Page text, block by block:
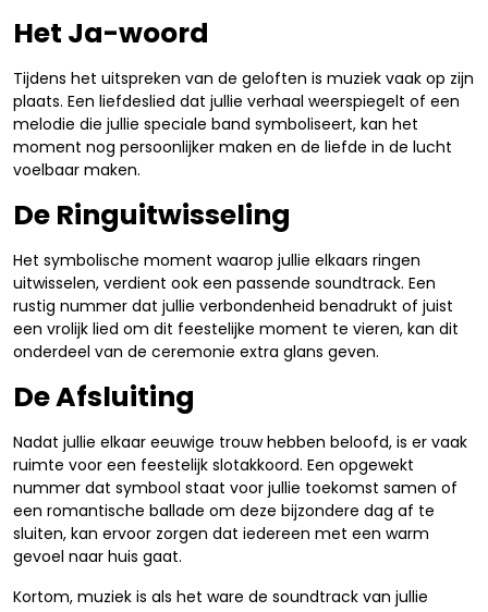
Het Ja-woord
Tijdens het uitspreken van de geloften is muziek vaak op zijn
plaats. Een liefdeslied dat jullie verhaal weerspiegelt of een
melodie die jullie speciale band symboliseert, kan het
moment nog persoonlijker maken en de liefde in de lucht
voelbaar maken.
De Ringuitwisseling
Het symbolische moment waarop jullie elkaars ringen
uitwisselen, verdient ook een passende soundtrack. Een
rustig nummer dat jullie verbondenheid benadrukt of juist
een vrolijk lied om dit feestelijke moment te vieren, kan dit
onderdeel van de ceremonie extra glans geven.
De Afsluiting
Nadat jullie elkaar eeuwige trouw hebben beloofd, is er vaak
ruimte voor een feestelijk slotakkoord. Een opgewekt
nummer dat symbool staat voor jullie toekomst samen of
een romantische ballade om deze bijzondere dag af te
sluiten, kan ervoor zorgen dat iedereen met een warm
gevoel naar huis gaat.
Kortom, muziek is als het ware de soundtrack van jullie